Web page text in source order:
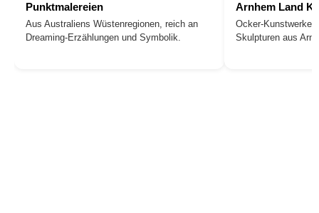
Punktmalereien
Aus Australiens Wüstenregionen, reich an
Dreaming-Erzählungen und Symbolik.
Arnhem Land
Ocker-Kunstwerke,
Skulpturen aus